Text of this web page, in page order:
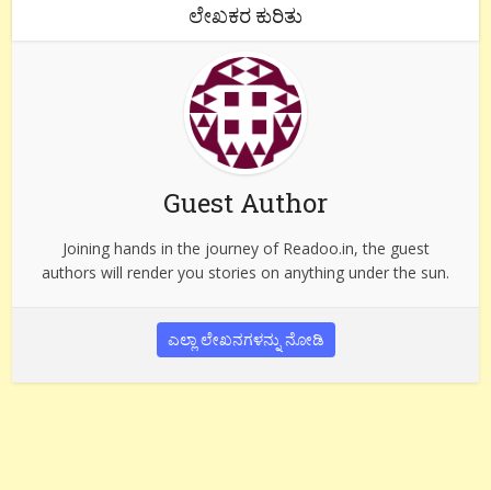
ಲೇಖಕರ ಕುರಿತು
Guest Author
Joining hands in the journey of Readoo.in, the guest
authors will render you stories on anything under the sun.
ಎಲ್ಲಾ ಲೇಖನಗಳನ್ನು ನೋಡಿ